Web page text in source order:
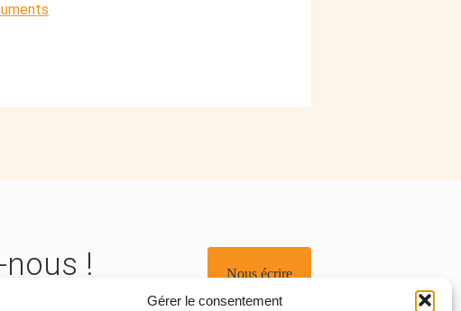
Gérer le consentement
! Nous écrire